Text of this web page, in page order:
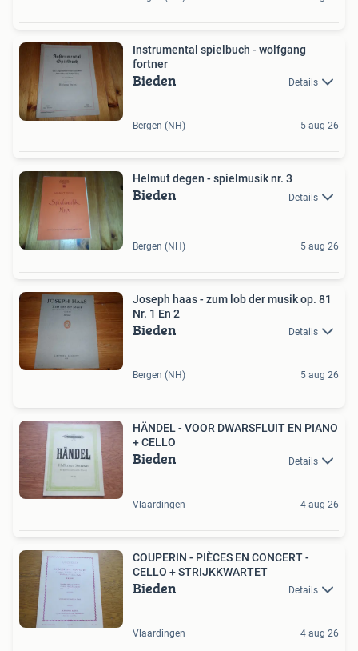
Instrumental spielbuch - wolfgang
fortner
Bieden Details
Bergen (NH) 5 aug 26
Helmut degen - spielmusik nr. 3
Bieden Details
Bergen (NH) 5 aug 26
Joseph haas - zum lob der musik op. 81
Nr. 1 En 2
Bieden Details
Bergen (NH) 5 aug 26
HÄNDEL - VOOR DWARSFLUIT EN PIANO
+ CELLO
Bieden Details
Vlaardingen 4 aug 26
COUPERIN - PIÈCES EN CONCERT -
CELLO + STRIJKKWARTET
Bieden Details
Vlaardingen 4 aug 26